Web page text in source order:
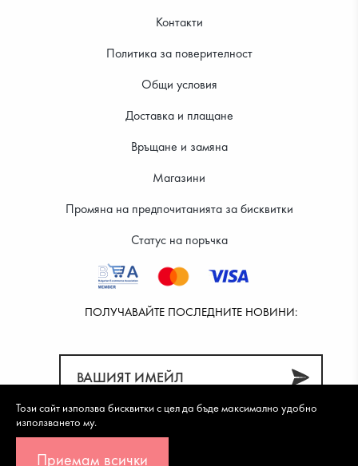
Контакти
Политика за поверителност
Общи условия
Доставка и плащане
Връщане и замяна
Магазини
Промяна на предпочитанията за бисквитки
Статус на поръчка
ПОЛУЧАВАЙТЕ ПОСЛЕДНИТЕ НОВИНИ:
Този сайт използва бисквитки с цел да бъде максимално удобно
използването му.
Приемам всички